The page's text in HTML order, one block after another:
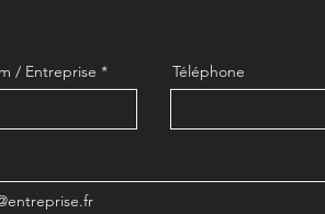
/ Entreprise Téléphone